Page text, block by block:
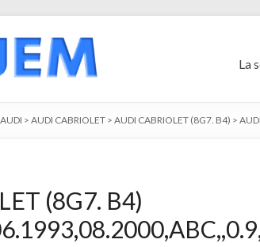
La
AUDI > AUDI CABRIOLET > AUDI CABRIOLET (8G7. B4) >
(8G7. B4)